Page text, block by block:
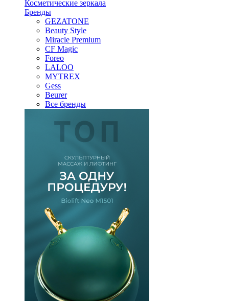
Косметические зеркала
Бренды
GEZATONE
Beauty Style
Miracle Premium
CF Magic
Foreo
LALOO
MYTREX
Gess
Beurer
Все бренды